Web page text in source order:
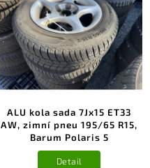
ALU kola sada 7Jx15 ET33
AW, zimní pneu 195/65 R15,
Barum Polaris 5
Detail